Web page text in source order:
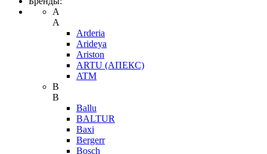
A
A
Arderia
Arideya
Ariston
ARTU (АПЕКС)
ATM
B
B
Ballu
BALTUR
Baxi
Bergerr
Bosch